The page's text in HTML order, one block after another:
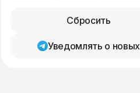
Сбросить
Уведомлять о новых